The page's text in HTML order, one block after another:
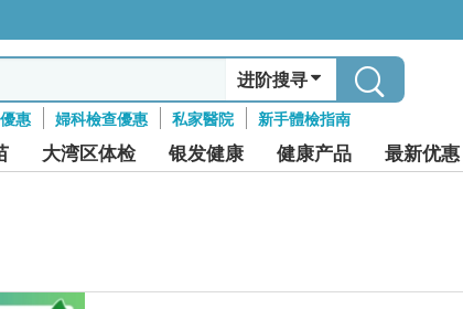
进阶搜寻
惠 婦科檢查優惠 私家醫院 新手體檢指南
大湾区体检 银发健康 健康产品 最新优惠